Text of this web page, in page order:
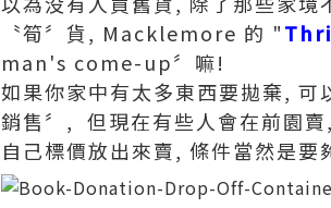
〝筍〞貨, Macklemore 的 "
man's come-up〞嘛!
如果你家中有太多東西要拋棄,
銷售〞, 但現在有些人會在前園
自己標價放出來賣, 條件當然是